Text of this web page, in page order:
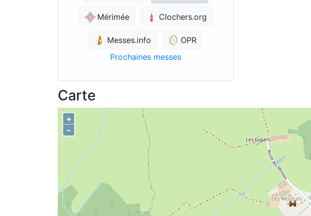
Mérimée Clochers.org
Messes.info
OPR
Prochaines messes
Carte
+
–